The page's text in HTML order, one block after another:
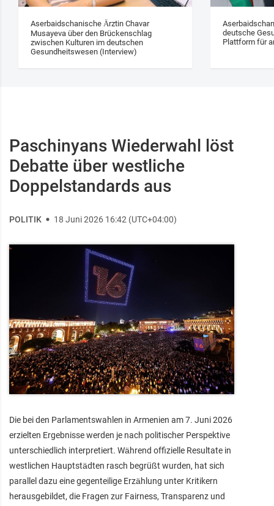
Aserbaidschanische Ärztin Chavar
Musayeva über den Brückenschlag
zwischen Kulturen im deutschen
Gesundheitswesen (Interview)
deutsche
Plattform für
Paschinyans Wiederwahl löst
Debatte über westliche
Doppelstandards aus
POLITIK 18 Juni 2026 16:42 (UTC+04:00)
Die bei den Parlamentswahlen in Armenien am 7. Juni 2026
erzielten Ergebnisse werden je nach politischer Perspektive
unterschiedlich interpretiert. Während offizielle Resultate in
westlichen Hauptstädten rasch begrüßt wurden, hat sich
parallel dazu eine gegenteilige Erzählung unter Kritikern
herausgebildet, die Fragen zur Fairness, Transparenz und